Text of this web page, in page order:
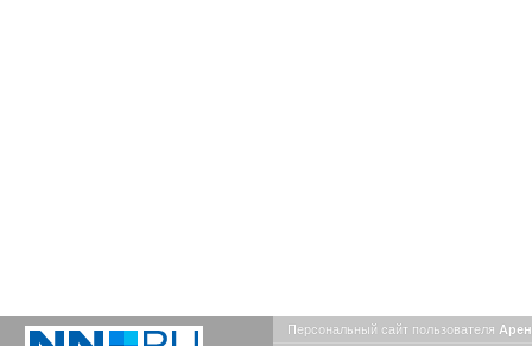
Персональный сайт пользователя